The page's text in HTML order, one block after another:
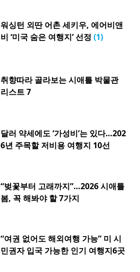
워싱턴 외딴 어촌 세키우, 에어비앤
비 ‘미국 숨은 여행지’ 선정 (1)
취향따라 골라보는 시애틀 박물관
리스트 7
달러 약세에도 ‘가성비’는 있다…202
6년 주목할 저비용 여행지 10선
“벚꽃부터 고래까지”…2026 시애틀
봄, 꼭 해봐야 할 7가지
“여권 없어도 해외여행 가능” 미 시
민권자 입국 가능한 인기 여행지6곳